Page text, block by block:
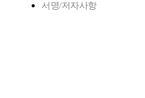
서명/저자사항